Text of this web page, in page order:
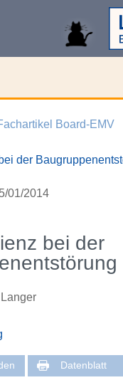
Board-EMV
der
01/2014
bei der
Datenblatt